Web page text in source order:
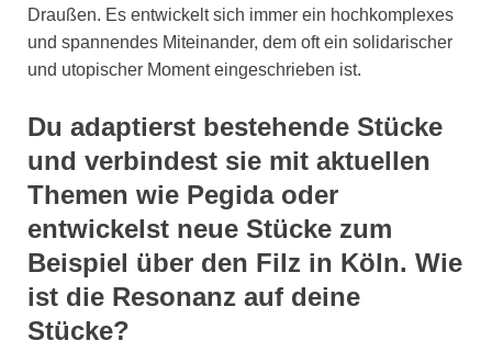
Draußen. Es entwickelt sich immer ein hochkomplexes
und spannendes Miteinander, dem oft ein solidarischer
und utopischer Moment eingeschrieben ist.
Du adaptierst bestehende Stücke
und verbindest sie mit aktuellen
Themen wie Pegida oder
entwickelst neue Stücke zum
Beispiel über den Filz in Köln. Wie
ist die Resonanz auf deine
Stücke?